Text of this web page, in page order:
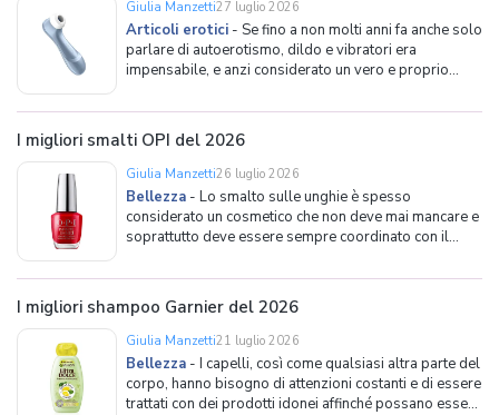
Giulia Manzetti27 luglio 2026
Articoli erotici - Se fino a non molti anni fa anche solo
parlare di autoerotismo, dildo e vibratori era
impensabile, e anzi considerato un vero e proprio
il piacere sessuale sia parte fondamentale del
benessere psicofisico di ogni individuo e, in quanto
tale, og
I migliori smalti OPI del 2026
Giulia Manzetti26 luglio 2026
Bellezza - Lo smalto sulle unghie è spesso
considerato un cosmetico che non deve mai mancare e
soprattutto deve essere sempre coordinato con il
una manicure sempre perfetta non appartiene soltanto
ai giorni nostri. Sembra infatti che già in epoche molto l
I migliori shampoo Garnier del 2026
Giulia Manzetti21 luglio 2026
Bellezza - I capelli, così come qualsiasi altra parte del
corpo, hanno bisogno di attenzioni costanti e di essere
trattati con dei prodotti idonei affinché possano essere